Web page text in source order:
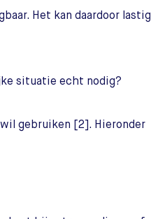
Het kan daardoor lastig
situatie echt nodig?
gebruiken [2]. Hieronder